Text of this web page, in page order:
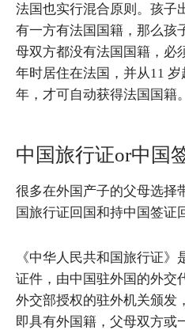
法国也实行混合原则。孩子
有一方有法国国籍，那么孩
母双方都没有法国国籍，必
年时居住在法国，并从11
年，才可自动获得法国国籍。
中国旅行证or中国
很多在外国产子的父母选择
国旅行证回国和持中国签证
《中华人民共和国旅行证
证件，由中国驻外国的外交
外交部授权的驻外机关颁发
即具有外国籍，父母双方或